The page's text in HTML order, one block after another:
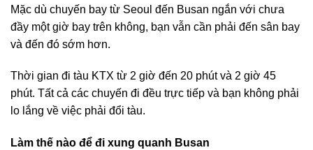
Mặc dù chuyến bay từ Seoul đến Busan ngắn với chưa
đầy một giờ bay trên không, bạn vẫn cần phải đến sân bay
và đến đó sớm hơn.
Thời gian đi tàu KTX từ 2 giờ đến 20 phút và 2 giờ 45
phút. Tất cả các chuyến đi đều trực tiếp và bạn không phải
lo lắng về việc phải đổi tàu.
Làm thế nào để đi xung quanh Busan